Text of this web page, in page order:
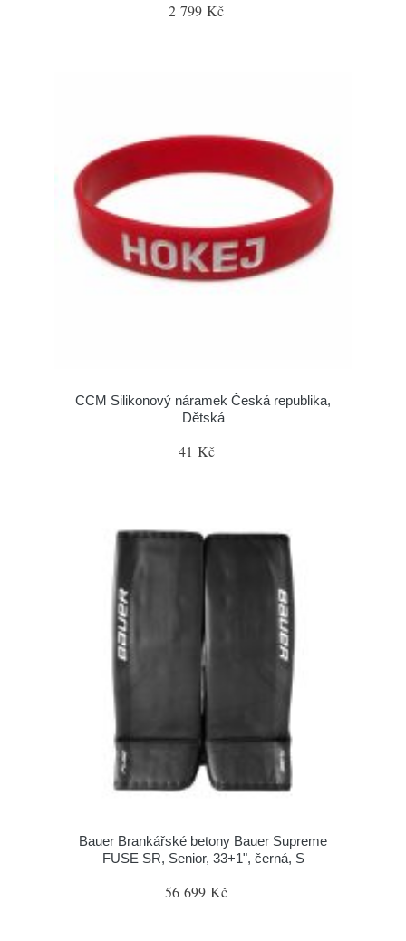
2 799 Kč
CCM Silikonový náramek Česká republika,
Dětská
41 Kč
Bauer Brankářské betony Bauer Supreme
FUSE SR, Senior, 33+1", černá, S
56 699 Kč